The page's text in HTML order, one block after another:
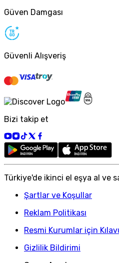
Güven Damgası
Güvenli Alışveriş
Bizi takip et
Türkiye'de ikinci el eşya al ve
Şartlar ve Koşullar
Reklam Politikası
Resmi Kurumlar için
Gizlilik Bildirimi